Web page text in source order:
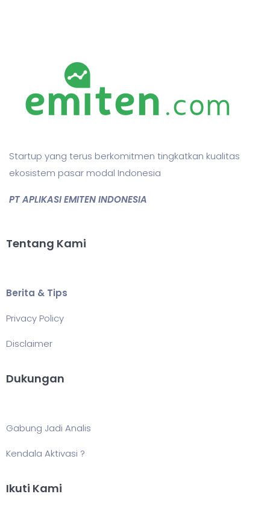
Startup yang terus berkomitmen tingkatkan kualitas
ekosistem pasar modal Indonesia
PT APLIKASI EMITEN INDONESIA
Tentang Kami
Berita & Tips
Privacy Policy
Disclaimer
Dukungan
Gabung Jadi Analis
Kendala Aktivasi ?
Ikuti Kami